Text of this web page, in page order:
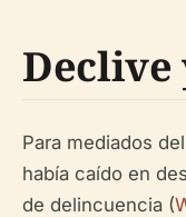
Declive
Para mediados
había caído en
de delincuencia (